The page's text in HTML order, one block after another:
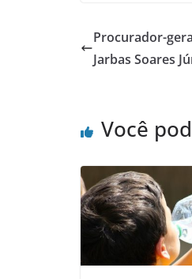
Procurador-
Jarbas Soares
Você